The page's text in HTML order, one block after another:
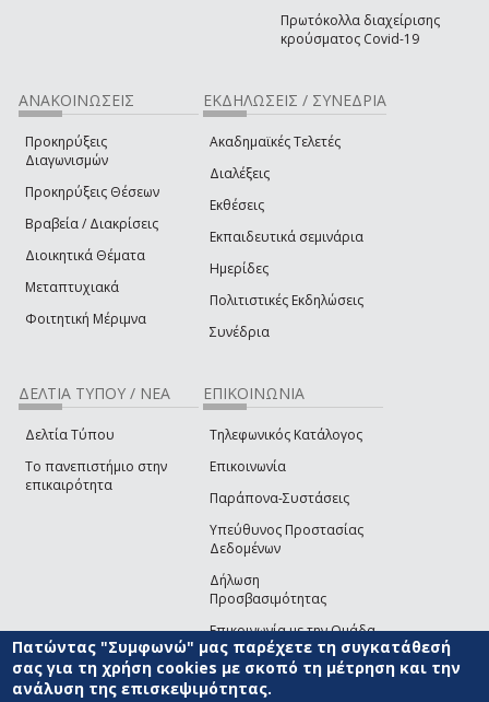
Πρωτόκολλα διαχείρισης
κρούσματος Covid-19
ΑΝΑΚΟΙΝΩΣΕΙΣ
Προκηρύξεις
Διαγωνισμών
Προκηρύξεις Θέσεων
Βραβεία / Διακρίσεις
Διοικητικά Θέματα
Μεταπτυχιακά
Φοιτητική Μέριμνα
ΕΚΔΗΛΩΣΕΙΣ / ΣΥΝΕΔΡΙΑ
Ακαδημαϊκές Τελετές
Διαλέξεις
Εκθέσεις
Εκπαιδευτικά σεμινάρια
Ημερίδες
Πολιτιστικές Εκδηλώσεις
Συνέδρια
ΔΕΛΤΙΑ ΤΥΠΟΥ / ΝΕΑ
Δελτία Τύπου
Το πανεπιστήμιο στην
επικαιρότητα
ΕΠΙΚΟΙΝΩΝΙΑ
Τηλεφωνικός Κατάλογος
Επικοινωνία
Παράπονα-Συστάσεις
Υπεύθυνος Προστασίας
Δεδομένων
Δήλωση
Προσβασιμότητας
Επικοινωνία με την Ομάδα
Ανάπτυξης του site(link sends e-mail)
© ΠΑΝΕΠΙΣΤΗΜΙΟ ΑΙΓΑΙΟΥ ΟΡΟΙ ΧΡΗΣΗΣ
Πατώντας "Συμφωνώ" μας παρέχετε τη συγκατάθεσή
σας για τη χρήση cookies με σκοπό τη μέτρηση και την
ανάλυση της επισκεψιμότητας.